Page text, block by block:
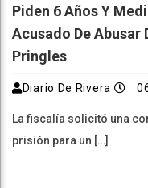
Piden 6 Años Y
Acusado De Abusar
Pringles
Diario De Rivera
La fiscalía solicitó una
prisión para un […]